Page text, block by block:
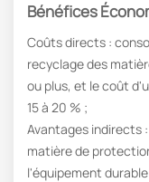
Bénéfices
Coûts directs :
recyclage des
ou plus, et le coût
15 à 20 % ;
Avantages indirects
matière de
l'équipement